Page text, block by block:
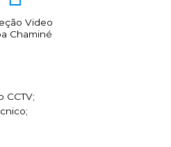
Video
Chaminé
CCTV;